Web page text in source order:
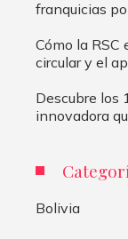
franquicias
Cómo la
circular y el
Descubre los
innovadora
Bolivia